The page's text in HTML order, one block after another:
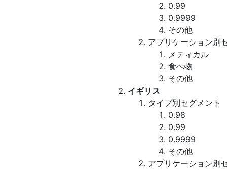
0.99
0.9999
その他
アプリケーション別
メティカル
食べ物
その他
イギリス
タイプ別セグメント
0.98
0.99
0.9999
その他
アプリケーション別